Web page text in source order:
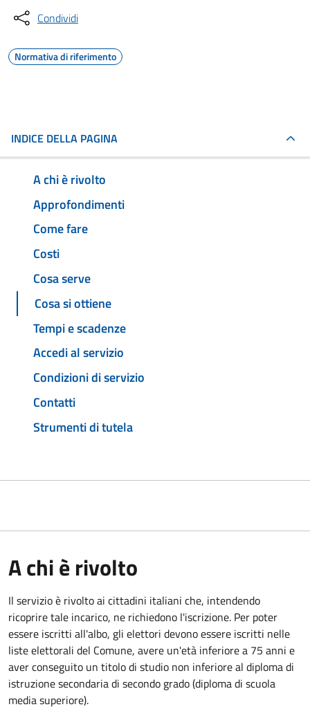
Condividi
Normativa di riferimento
INDICE DELLA PAGINA
A chi è rivolto
Approfondimenti
Come fare
Costi
Cosa serve
Cosa si ottiene
Tempi e scadenze
Accedi al servizio
Condizioni di servizio
Contatti
Strumenti di tutela
A chi è rivolto
Il servizio è rivolto ai cittadini italiani che, intendendo
ricoprire tale incarico, ne richiedono l'iscrizione. Per poter
essere iscritti all'albo, gli elettori devono essere iscritti nelle
liste elettorali del Comune, avere un'età inferiore a 75 anni e
aver conseguito un titolo di studio non inferiore al diploma di
istruzione secondaria di secondo grado (diploma di scuola
media superiore).